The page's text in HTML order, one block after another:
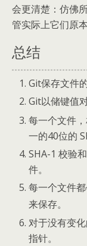
会更清楚：仿佛
管实际上它们原
总结
Git保存文件
Git以储键值
每一个文件
一的40位的
SHA-1 校验
件。
每一个文件
来保存。
对于没有变
指针。